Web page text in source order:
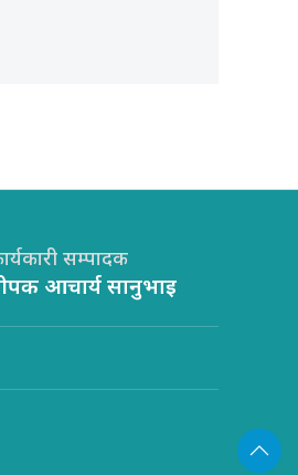
सम्पादक
आचार्य सानुभाइ